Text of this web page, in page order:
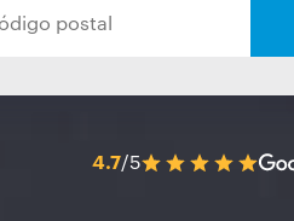
4.7/5